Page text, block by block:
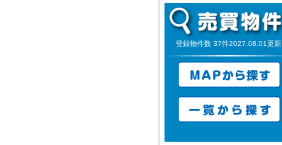
登録物件数 37件2027.08.01更新